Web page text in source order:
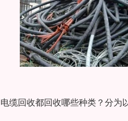
电缆回收都回收哪些种类？分为